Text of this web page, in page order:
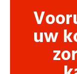
uw